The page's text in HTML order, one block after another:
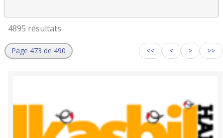
4895 résultats
Page 473 de 490 << < > >>